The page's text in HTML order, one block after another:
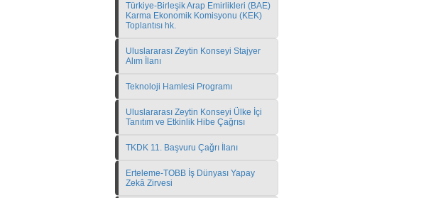
Türkiye-Birleşik Arap Emirlikleri (BAE)
Karma Ekonomik Komisyonu (KEK)
Toplantısı hk.
Uluslararası Zeytin Konseyi Stajyer
Alım İlanı
Teknoloji Hamlesi Programı
Uluslararası Zeytin Konseyi Ülke İçi
Tanıtım ve Etkinlik Hibe Çağrısı
TKDK 11. Başvuru Çağrı İlanı
Erteleme-TOBB İş Dünyası Yapay
Zekâ Zirvesi